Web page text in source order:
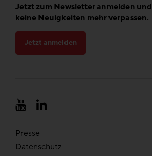
Jetzt zum Newsletter anmelden und
keine Neuigkeiten mehr verpassen.
Jetzt anmelden
Presse
Datenschutz